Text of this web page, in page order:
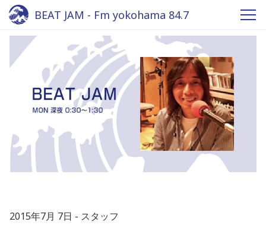
BEAT JAM - Fm yokohama 84.7
2015年7月 7日 スタッフ